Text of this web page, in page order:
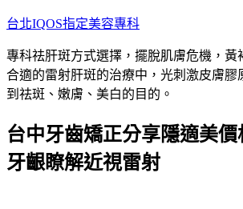
跳
主
要
內
台北IQOS指定美容專科
專科祛肝斑方式選擇，擺脫肌膚危機，黃
合適的雷射肝斑的治療中，光刺激皮膚膠
到祛斑、嫩膚、美白的目的。
台中牙齒矯正分享隱適美
牙齦瞭解近視雷射